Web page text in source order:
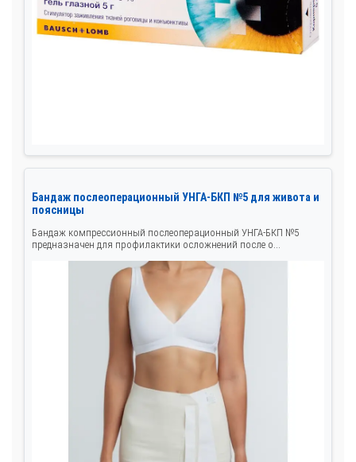
Бандаж послеоперационный УНГА-БКП №5 для живота и
поясницы
Бандаж компрессионный послеоперационный УНГА-БКП №5
предназначен для профилактики осложнений после о...